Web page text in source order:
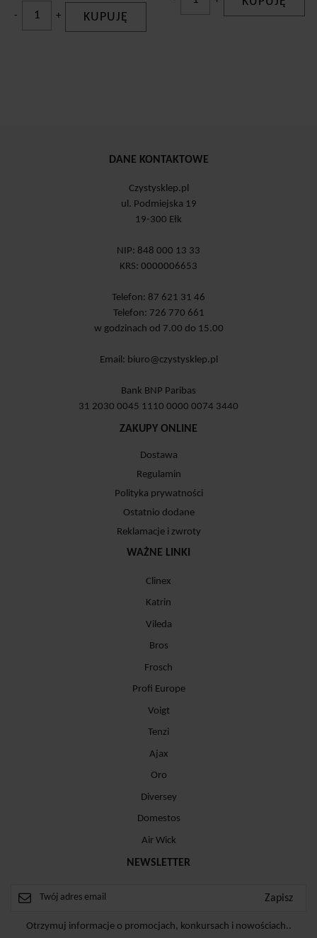
- + KUPUJĘ
DANE KONTAKTOWE
Czystysklep.pl
ul. Podmiejska 19
19-300 Ełk
NIP: 848 000 13 33
KRS: 0000006653
Telefon: 87 621 31 46
Telefon: 726 770 661
w godzinach od 7.00 do 15.00
Email: biuro@czystysklep.pl
Bank BNP Paribas
31 2030 0045 1110 0000 0074 3440
ZAKUPY ONLINE
Dostawa
Regulamin
Polityka prywatności
Ostatnio dodane
Reklamacje i zwroty
WAŻNE LINKI
Clinex
Katrin
Vileda
Bros
Frosch
Profi Europe
Voigt
Tenzi
Ajax
Oro
Diversey
Domestos
Air Wick
NEWSLETTER
Otrzymuj informacje o promocjach, konkursach i nowościach..